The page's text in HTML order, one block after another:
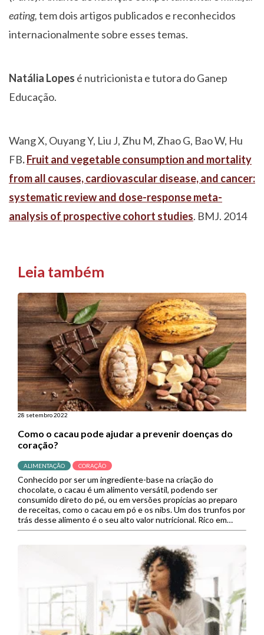
eating,tem dois artigos publicados e reconhecidos
internacionalmente sobre esses temas.
Natália Lopes é nutricionista e tutora do Ganep
Educação.
Wang X, Ouyang Y, Liu J, Zhu M, Zhao G, Bao W, Hu
FB.Fruit and vegetable consumption and mortality
from all causes, cardiovascular disease, and cancer:
systematic review and dose-response meta-
analysis of prospective cohort studies. BMJ. 2014
Leia também
28 setembro 2022
Como o cacau pode ajudar a prevenir doenças do
coração?
ALIMENTAÇÃO CORAÇÃO
Conhecido por ser um ingrediente-base na criação do
chocolate, o cacau é um alimento versátil, podendo ser
consumido direto do pé, ou em versões propícias ao preparo
de receitas, como o cacau em pó e os nibs. Um dos trunfos por
trás desse alimento é o seu alto valor nutricional. Rico em
nutrientes como zinco, […]